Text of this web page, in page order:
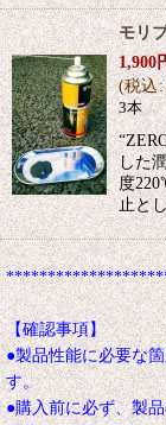
モリ
1,900
(税込:
3本
した
度
止と
【確認事項】
●製品性能に必要な
す。
●購入前に必ず、製